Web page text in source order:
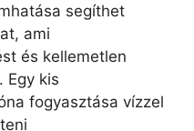
segíthet
ami
és kellemetlen
Egy kis
fogyasztása vízzel